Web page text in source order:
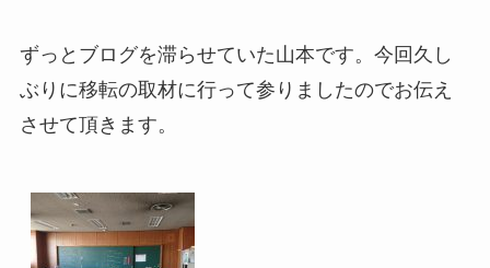
ずっとブログを滞らせていた山本です。今回久し
ぶりに移転の取材に行って参りましたのでお伝え
させて頂きます。